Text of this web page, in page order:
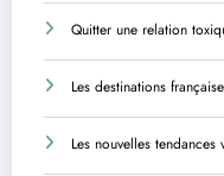
Quitter une relation
Les destinations
Les nouvelles